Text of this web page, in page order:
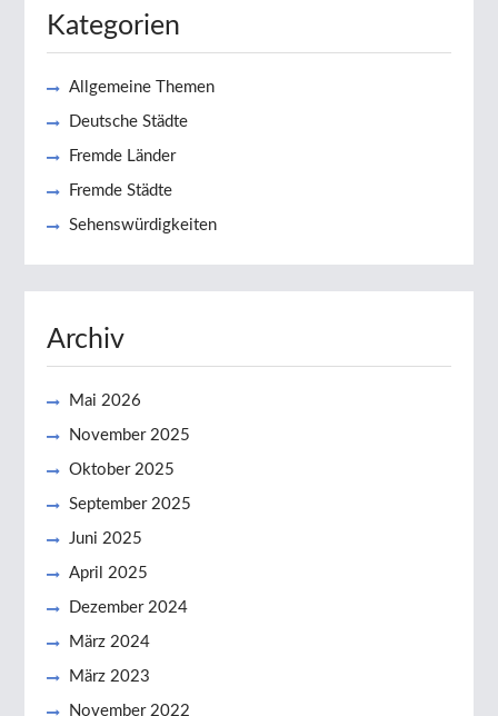
Kategorien
Allgemeine Themen
Deutsche Städte
Fremde Länder
Fremde Städte
Sehenswürdigkeiten
Archiv
Mai 2026
November 2025
Oktober 2025
September 2025
Juni 2025
April 2025
Dezember 2024
März 2024
März 2023
November 2022